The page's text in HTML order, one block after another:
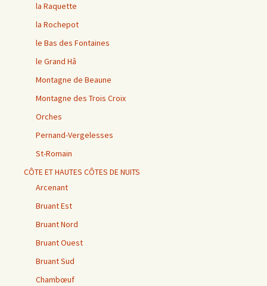
la Raquette
la Rochepot
le Bas des Fontaines
le Grand Hâ
Montagne de Beaune
Montagne des Trois Croix
Orches
Pernand-Vergelesses
St-Romain
CÔTE ET HAUTES CÔTES DE NUITS
Arcenant
Bruant Est
Bruant Nord
Bruant Ouest
Bruant Sud
Chambœuf